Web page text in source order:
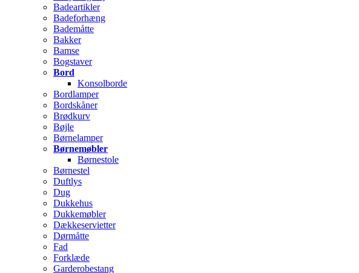
Badeartikler
Badeforhæng
Bademåtte
Bakker
Bamse
Bogstaver
Bord
Konsolborde
Bordlamper
Bordskåner
Brødkurv
Bøjle
Børnelamper
Børnemøbler
Børnestole
Børnestel
Duftlys
Dug
Dukkehus
Dukkemøbler
Dækkeservietter
Dørmåtte
Fad
Forklæde
Garderobestang